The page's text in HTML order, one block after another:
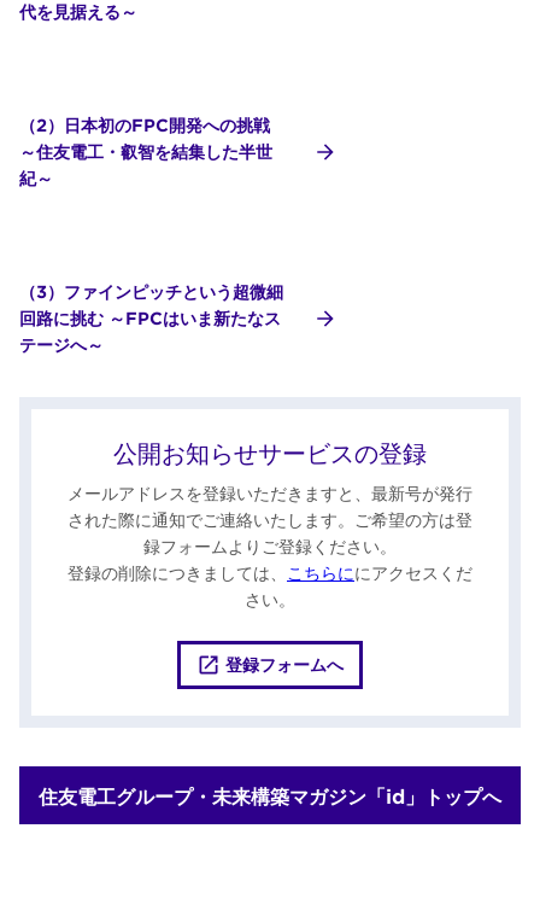
代を見据える～
（2）日本初のFPC開発への挑戦
～住友電工・叡智を結集した半世
紀～
（3）ファインピッチという超微細
回路に挑む ～FPCはいま新たなス
テージへ～
公開お知らせサービスの登録
メールアドレスを登録いただきますと、最新号が発行
された際に通知でご連絡いたします。ご希望の方は登
録フォームよりご登録ください。
登録の削除につきましては、
こちらににアクセスくだ
さい。
登録フォームへ
住友電工グループ・未来構築マガジン「id」トップへ